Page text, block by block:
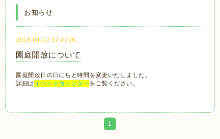
お知らせ
2016-04-02 17:47:00
園庭開放について
園庭開放日の日にちと時間を変更いたしました。
詳細は イベントカレンダーをご覧ください。
1